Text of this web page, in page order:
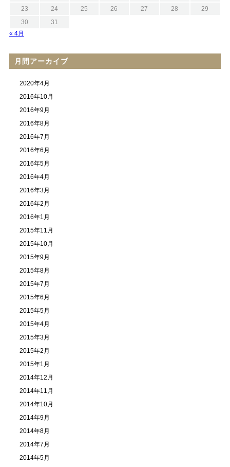
23 24 25 26 27 28
29
30
31
« 4月
月間アーカイブ
2020年4月
2016年10月
2016年9月
2016年8月
2016年7月
2016年6月
2016年5月
2016年4月
2016年3月
2016年2月
2016年1月
2015年11月
2015年10月
2015年9月
2015年8月
2015年7月
2015年6月
2015年5月
2015年4月
2015年3月
2015年2月
2015年1月
2014年12月
2014年11月
2014年10月
2014年9月
2014年8月
2014年7月
2014年5月